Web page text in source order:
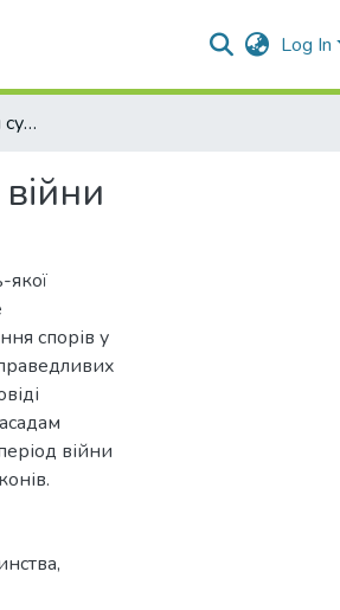
Log In
Конституційні засади судочинства в Україні в умовах війни
спорів у
війни
,